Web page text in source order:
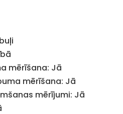
mērīšana: Jā
mērīšana: Jā
mērījumi: Jā